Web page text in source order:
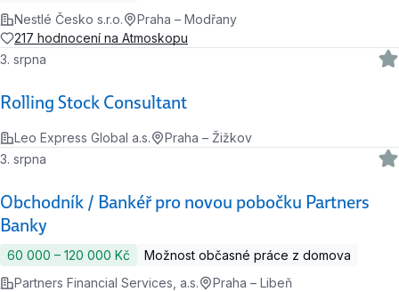
Nestlé Česko s.r.o.
Praha – Modřany
217 hodnocení na Atmoskopu
Rolling Stock Consultant
3. srpna
Leo Express Global a.s. Praha – Žižkov
Obchodník / Bankéř pro novou pobočku Partners
Banky
3. srpna
60 000 ‍–‍ 120 000 Kč
Možnost občasné práce z domova
Partners Financial Services, a.s.
Praha – Libeň